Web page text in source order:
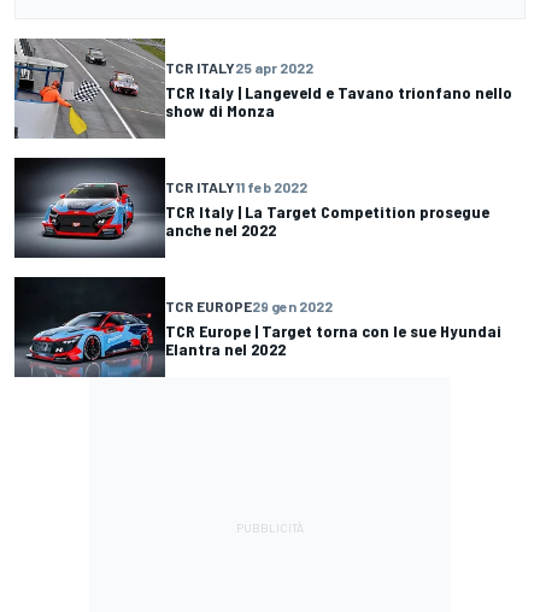
TCR ITALY25 apr 2022
TCR Italy | Langeveld e Tavano trionfano nello
show di Monza
TCR ITALY11 feb 2022
TCR Italy | La Target Competition prosegue
anche nel 2022
TCR EUROPE29 gen 2022
TCR Europe | Target torna con le sue Hyundai
Elantra nel 2022